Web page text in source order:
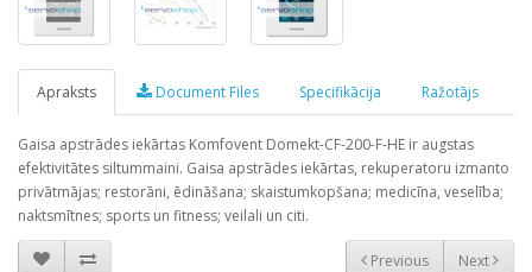
Apraksts Document Files Specifikācija Ražotājs
Gaisa apstrādes iekārtas Komfovent Domekt-CF-200-F-HE ir augstas
efektivitātes siltummaini. Gaisa apstrādes iekārtas, rekuperatoru izmanto
privātmājas; restorāni, ēdināšana; skaistumkopšana; medicīna, veselība;
naktsmītnes; sports un fitness; veilali un citi.
Previous Next